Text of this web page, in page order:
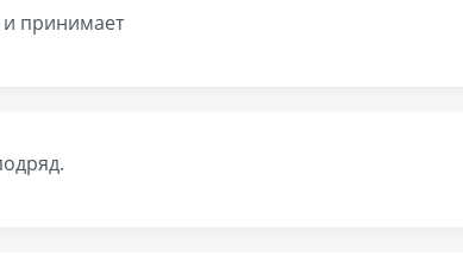
и принимает